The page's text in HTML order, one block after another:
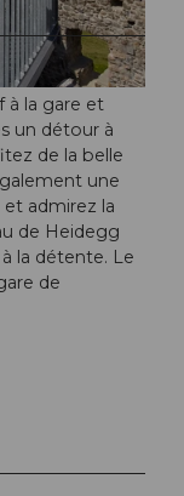
à la gare et
un détour à
de la belle
une
admirez la
de Heidegg
la détente. Le
de